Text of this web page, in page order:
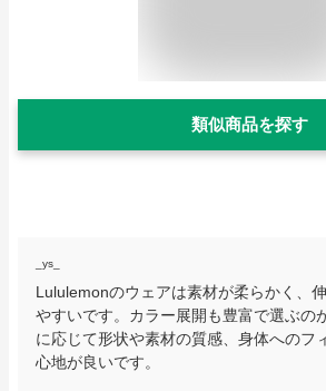
類似商品を探す
_ys_
Lululemonのウェアは素材が柔らかく、
やすいです。カラー展開も豊富で選ぶの
に応じて形状や素材の質感、身体へのフ
心地が良いです。